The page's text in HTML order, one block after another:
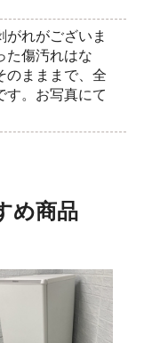
がれがございま
た傷汚れはな
のまままで、全
す。お写真にて
め商品